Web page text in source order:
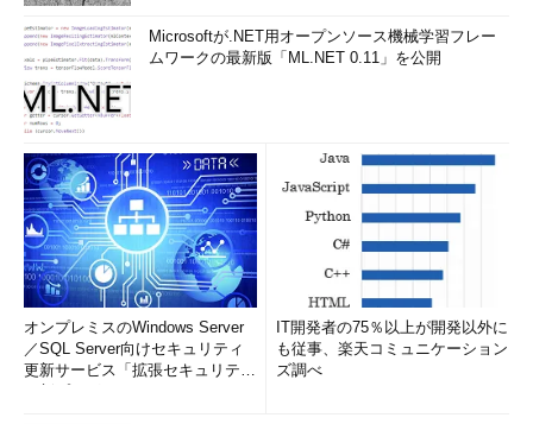
Microsoftが.NET用オープンソース機械学習フレー
ムワークの最新版「ML.NET 0.11」を公開
オンプレミスのWindows Server
／SQL Server向けセキュリティ
更新サービス「拡張セキュリティ
IT開発者の75％以上が開発以外に
も従事、楽天コミュニケーション
ズ調べ